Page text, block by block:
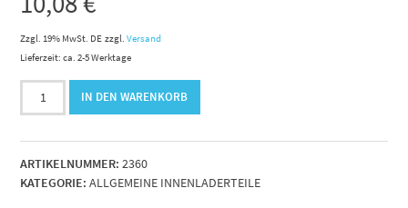
Zzgl. 19% MwSt. DE zzgl.Versand
Lieferzeit: ca. 2-5 Werktage
Anlaufscheibe
5278-
Menge
IN DEN WARENKORB
ARTIKELNUMMER: 2360
KATEGORIE: ALLGEMEINE INNENLADERTEILE